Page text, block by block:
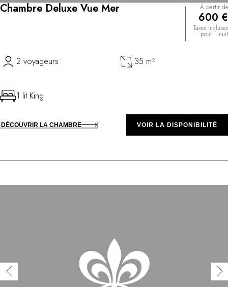
Chambre Deluxe Vue Mer À partir de
600 €
Taxes incluses
pour 1 nuit
2 voyageurs 35 m²
1 lit King
DÉCOUVRIR LA CHAMBRE VOIR LA DISPONIBILITÉ